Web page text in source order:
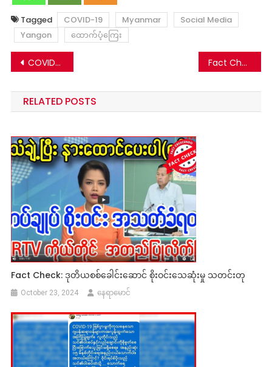
Tagged COVID-19 Myanmar
Social Media
Yangon
ထောက်ပံ့ကြေး
Post
navigation
COVID-19 ရောဂါပျောက်ကင်းဆေးတဲ့ တိုင်းရင်းဆေးဝါးအဖြစ် မျှဝေနေတဲ့ အချက်အလက်မှား Fact Check: အမေရိကန်ဖွဲ့စည်းပုံဉပဒေမှာ သမ္မတက ခရစ်ယာန်ဖြစ်ရမယ်လို့ ပြဌာန်းထားသလား-မဟုတ်ပါ
RELATED POSTS
Fact Check: ဒုတိယစစ်ခေါင်းဆောင် စိုးဝင်းသေဆုံးမှု သတင်းတု
October 23, 2024 နေရာမောင်